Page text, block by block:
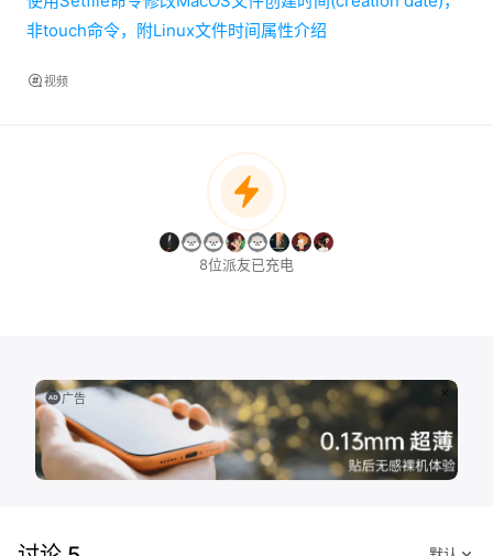
非touch命令，附Linux文件时间属性介绍
视频
8位派友已充电
广告